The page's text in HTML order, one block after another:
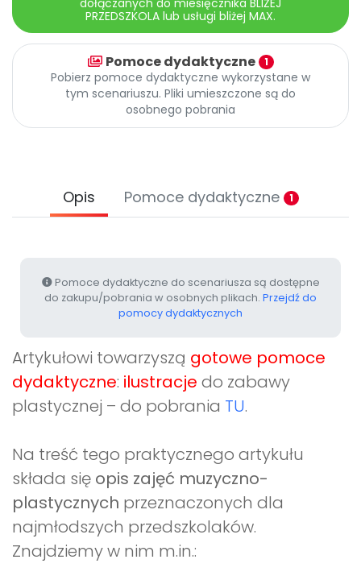
Pomoc
Promocje
dołączanych do miesięcznika BLIŻEJ
PRZEDSZKOLA lub usługi bliżej MAX.
Pomoce dydaktyczne 1
Pobierz pomoce dydaktyczne wykorzystane w
tym scenariuszu. Pliki umieszczone są do
osobnego pobrania
Opis Pomoce dydaktyczne 1
Pomoce dydaktyczne do scenariusza są dostępne
do zakupu/pobrania w osobnych plikach. Przejdź do
pomocy dydaktycznych
Artykułowi towarzyszą gotowe pomoce
dydaktyczne: ilustracje do zabawy
plastycznej – do pobrania TU.
Na treść tego praktycznego artykułu
składa się opis zajęć muzyczno-
plastycznych przeznaczonych dla
najmłodszych przedszkolaków.
Znajdziemy w nim m.in.: